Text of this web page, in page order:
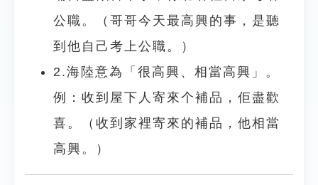
公職。（哥哥今天最高興的事，是聽
到他自己考上公職。）
2.海陸意為「很高興、相當高興」。
例：收到屋下人寄來个補品，佢盡歡
喜。（收到家裡寄來的補品，他相當
高興。）